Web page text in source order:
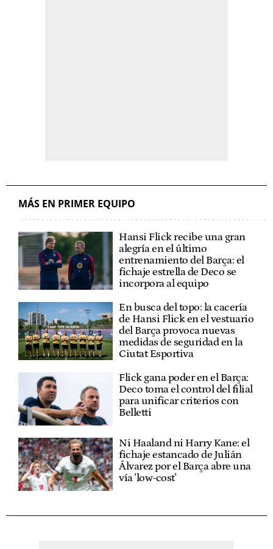
MÁS EN PRIMER EQUIPO
Hansi Flick recibe una gran
alegría en el último
entrenamiento del Barça: el
fichaje estrella de Deco se
incorpora al equipo
En busca del topo: la cacería
de Hansi Flick en el vestuario
del Barça provoca nuevas
medidas de seguridad en la
Ciutat Esportiva
Flick gana poder en el Barça:
Deco toma el control del filial
para unificar criterios con
Belletti
Ni Haaland ni Harry Kane: el
fichaje estancado de Julián
Álvarez por el Barça abre una
vía 'low-cost'